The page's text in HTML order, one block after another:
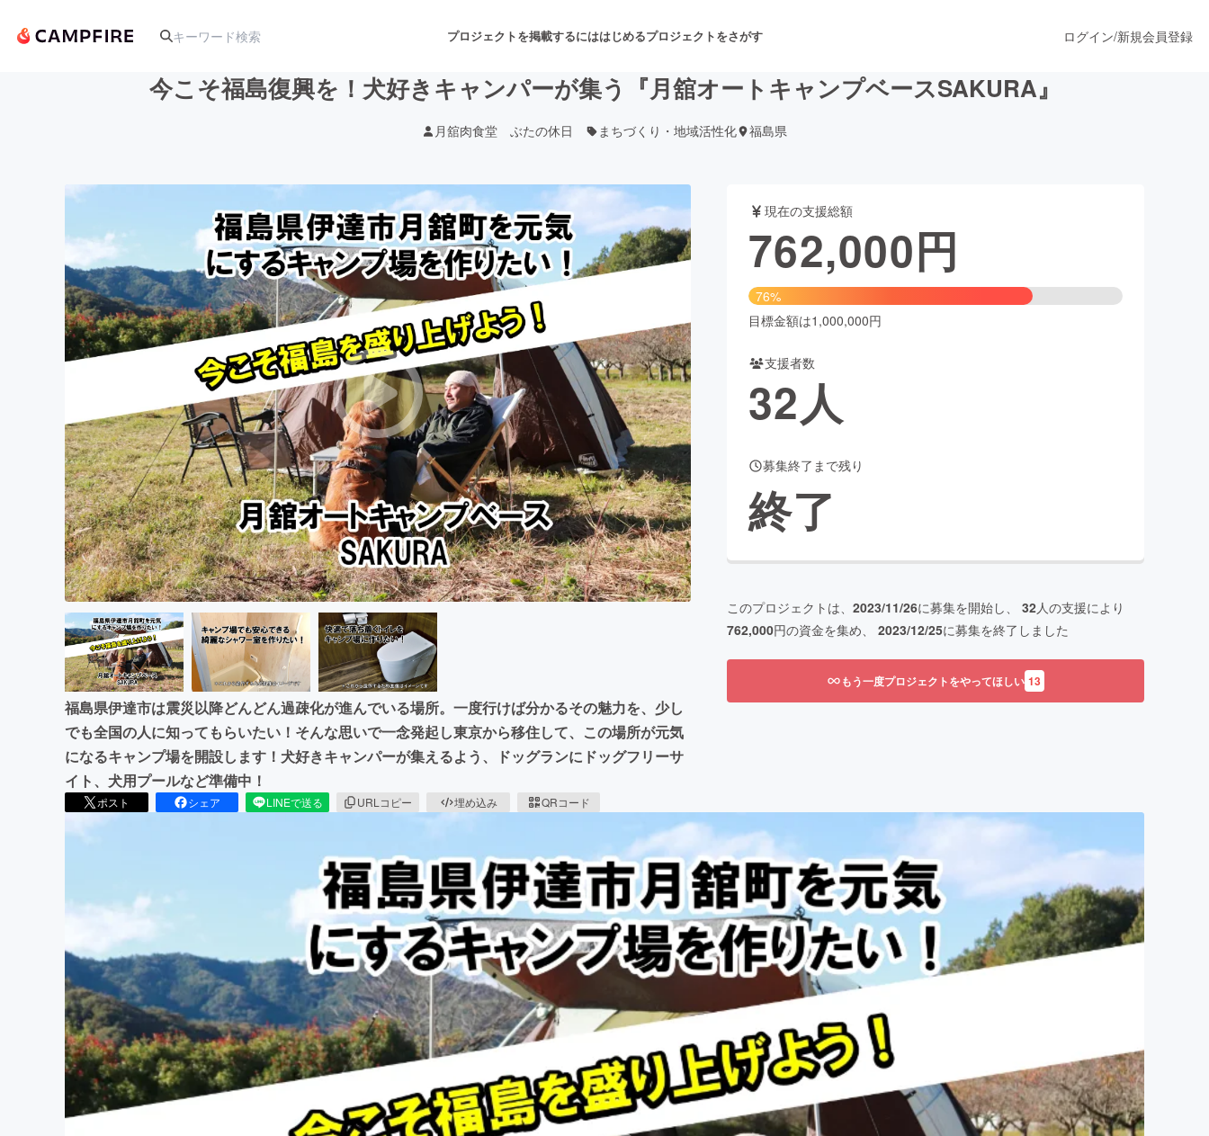
プロジェクトを掲載するにははじめるプロジェクトをさがす
アート・写真 音楽 舞台・パフォーマンス
テクノロジー・ガジェット ゲーム・サービス開発 フード・飲食店 ファッション
映像・映画 書籍・雑誌出版 アニメ・漫画
ビジネス・起業 チャレンジ ビューティー・ヘルスケア
まちづくり・地域活性化
CAMPFIRE for Social GoodCAMPFIRE Creation
CAMPFIREふるさと納税machi-yaコミュニティ
ログイン/新規会員登録
今こそ福島復興を！犬好きキャンパーが集う『月舘オートキャンプベースSAKURA』
月舘肉食堂 ぶたの休日 まちづくり・地域活性化 福島県
福島県伊達市は震災以降どんどん過疎化が進んでいる場所。一度行けば分かるその魅力を、少し
でも全国の人に知ってもらいたい！そんな思いで一念発起し東京から移住して、この場所が元気
になるキャンプ場を開設します！犬好きキャンパーが集えるよう、ドッグランにドッグフリーサ
イト、犬用プールなど準備中！
ポスト シェア LINEで送る URLコピー 埋め込み QRコード
現在の支援総額
762,000円
76%
目標金額は1,000,000円
支援者数
32人
募集終了まで残り
終了
このプロジェクトは、 2023/11/26に募集を開始し、 32人の支援により
762,000円の資金を集め、 2023/12/25に募集を終了しました
もう一度プロジェクトをやってほしい 13